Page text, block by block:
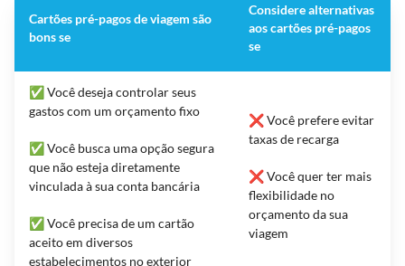
Cartões pré-pagos de viagem são
bons se
Considere alternativas
aos cartões pré-pagos
se
✅ Você deseja controlar seus
gastos com um orçamento fixo
✅ Você busca uma opção segura
que não esteja diretamente
vinculada à sua conta bancária
✅ Você precisa de um cartão
aceito em diversos
estabelecimentos no exterior
❌ Você prefere evitar
taxas de recarga
❌ Você quer ter mais
flexibilidade no
orçamento da sua
viagem